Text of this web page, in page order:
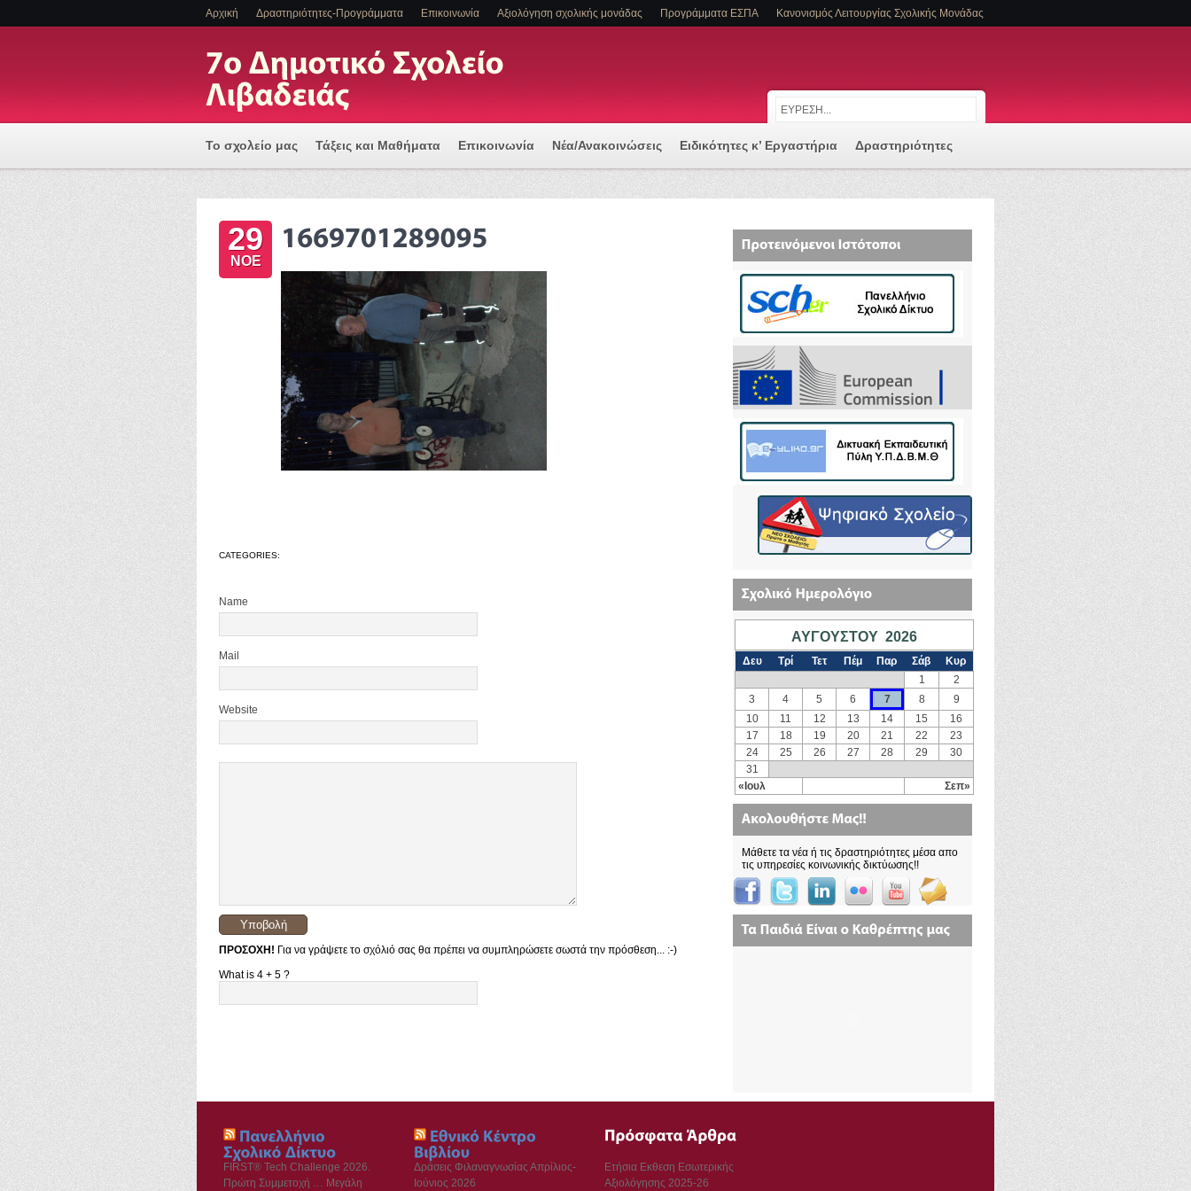
Αρχική Δραστηριότητες-Προγράμματα Επικοινωνία Αξιολόγηση σχολικής μονάδας Προγράμματα ΕΣΠΑ Κανονισμός Λειτουργίας Σχολικής Μονάδας
Το σχολείο μας Τάξεις και Μαθήματα Επικοινωνία Νέα/Ανακοινώσεις Ειδικότητες κ’ Εργαστήρια Δραστηριότητες
Πρόγραμμα Εισαγωγής Η/Υ για μια Ψηφιακά Υποστηριζόμενη Διδασκαλία
ΕΝΤΑΞΗ ΜΑΘΗΤΩΝ ΜΕ ΑΝΑΠΗΡΙΑ Η/ΚΑΙ ΕΙΔΙΚΕΣ ΕΚΠΑΙΔΕΥΤΙΚΕΣ ΑΝΑΓΚΕΣ
29
ΝΟΕ
CATEGORIES:
Name
Mail
Website
ΠΡΟΣΟΧΗ! Για να γράψετε το σχόλιό σας θα πρέπει να συμπληρώσετε σωστά την πρόσθεση... :-)
What is 4 + 5 ?
ΑΥΓΟΎΣΤΟΥ 2026
Δευ Τρί Τετ Πέμ Παρ Σάβ Κυρ
«Ιουλ Σεπ»
1
2
3
4 5 6 7 8
9
10
11 12 13 14 15
16
17
18 19 20 21 22
23
24
25 26 27 28 29
30
31
Μάθετε τα νέα ή τις δραστηριότητες μέσα απο
τις υπηρεσίες κοινωνικής δικτύωσης!!
FIRST® Tech Challenge 2026.
Πρώτη Συμμετοχή … Μεγάλη
Δράσεις Φιλαναγνωσίας Απρίλιος-
Ιούνιος 2026
Ετήσια Εκθεση Εσωτερικής
Αξιολόγησης 2025-26